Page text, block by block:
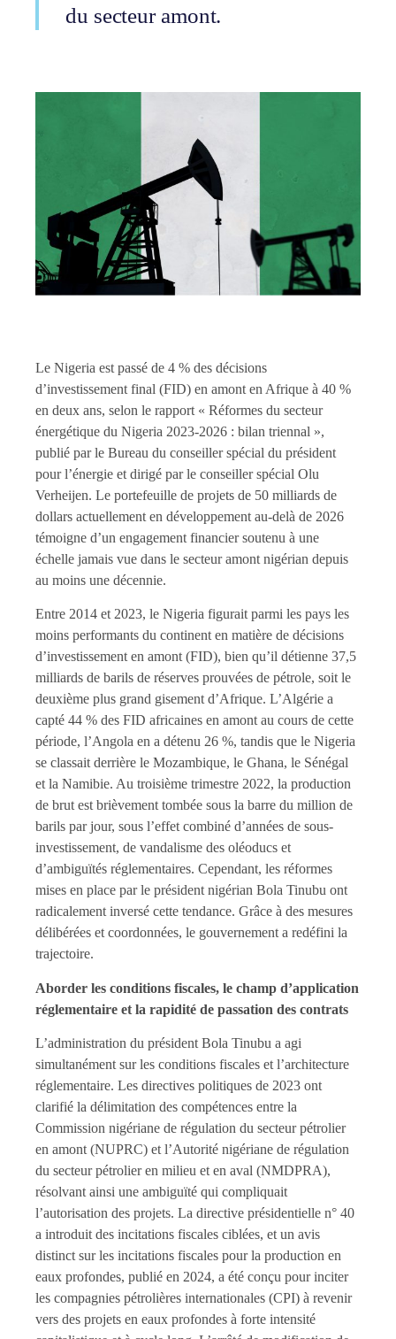
du secteur amont.
Le Nigeria est passé de 4 % des décisions
d’investissement final (FID) en amont en Afrique à 40 %
en deux ans, selon le rapport « Réformes du secteur
énergétique du Nigeria 2023-2026 : bilan triennal »,
publié par le Bureau du conseiller spécial du président
pour l’énergie et dirigé par le conseiller spécial Olu
Verheijen. Le portefeuille de projets de 50 milliards de
dollars actuellement en développement au-delà de 2026
témoigne d’un engagement financier soutenu à une
échelle jamais vue dans le secteur amont nigérian depuis
au moins une décennie.
Entre 2014 et 2023, le Nigeria figurait parmi les pays les
moins performants du continent en matière de décisions
d’investissement en amont (FID), bien qu’il détienne 37,5
milliards de barils de réserves prouvées de pétrole, soit le
deuxième plus grand gisement d’Afrique. L’Algérie a
capté 44 % des FID africaines en amont au cours de cette
période, l’Angola en a détenu 26 %, tandis que le Nigeria
se classait derrière le Mozambique, le Ghana, le Sénégal
et la Namibie. Au troisième trimestre 2022, la production
de brut est brièvement tombée sous la barre du million de
barils par jour, sous l’effet combiné d’années de sous-
investissement, de vandalisme des oléoducs et
d’ambiguïtés réglementaires. Cependant, les réformes
mises en place par le président nigérian Bola Tinubu ont
radicalement inversé cette tendance. Grâce à des mesures
délibérées et coordonnées, le gouvernement a redéfini la
trajectoire.
Aborder les conditions fiscales, le champ d’application
réglementaire et la rapidité de passation des contrats
L’administration du président Bola Tinubu a agi
simultanément sur les conditions fiscales et l’architecture
réglementaire. Les directives politiques de 2023 ont
clarifié la délimitation des compétences entre la
Commission nigériane de régulation du secteur pétrolier
en amont (NUPRC) et l’Autorité nigériane de régulation
du secteur pétrolier en milieu et en aval (NMDPRA),
résolvant ainsi une ambiguïté qui compliquait
l’autorisation des projets. La directive présidentielle n° 40
a introduit des incitations fiscales ciblées, et un avis
distinct sur les incitations fiscales pour la production en
eaux profondes, publié en 2024, a été conçu pour inciter
les compagnies pétrolières internationales (CPI) à revenir
vers des projets en eaux profondes à forte intensité